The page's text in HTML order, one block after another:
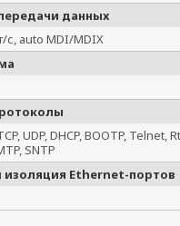
данных
с, auto MDI/MDIX
UDP, DHCP, BOOTP, Telnet,
SNTP
изоляция Ethernet-портов